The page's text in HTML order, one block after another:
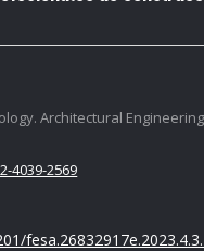
Architectural
4039-2569